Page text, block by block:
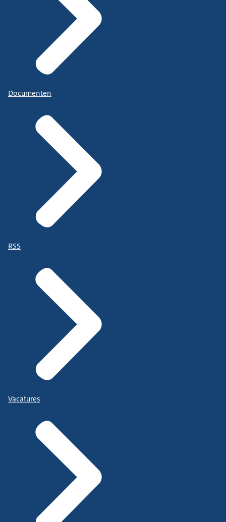
Documenten
RSS
Vacatures